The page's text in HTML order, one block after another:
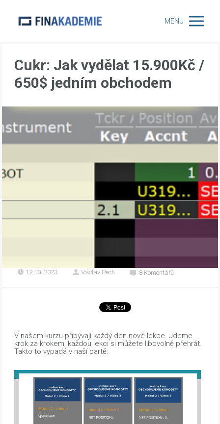
MENU
Cukr: Jak vydělat 15.900Kč /
650$ jedním obchodem
12.10. 2023 Václav Pech 8 Komentářů
V našem kurzu přibývají každý den nové lekce. Jdeme
krok za krokem, každou lekci si můžete libovolně přehrát.
Takto to vypadá v naší partě: